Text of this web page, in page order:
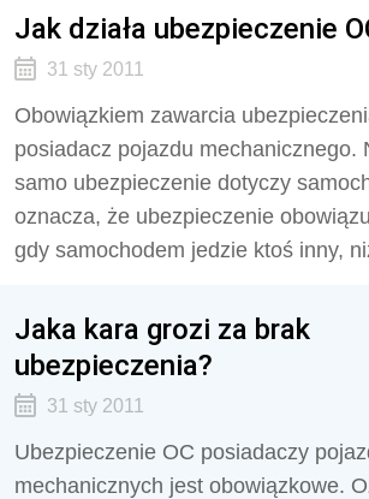
Jak działa ubezpieczenie
31 sty 2011
Obowiązkiem zawarcia
posiadacz pojazdu mechanicznego.
samo ubezpieczenie dotyczy
oznacza, że ubezpieczenie
gdy samochodem jedzie ktoś inny,
Jaka kara grozi za brak
ubezpieczenia?
31 sty 2011
Ubezpieczenie OC posiadaczy
mechanicznych jest obowiązkowe.